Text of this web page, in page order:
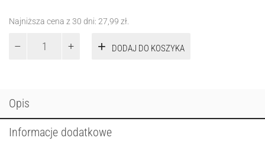
Najniższa cena z 30 dni: 27,99 zł
Tajemnica
DODAJ DO KOSZYKA
Opis
Informacje dodatkowe